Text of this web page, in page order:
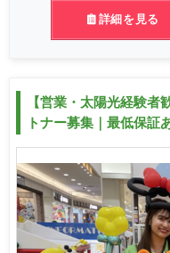
詳細を見る
【営業・太陽光経験
トナー募集｜最低保証